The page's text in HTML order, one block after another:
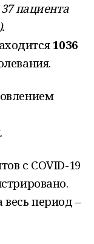
пациента
1036
.
с COVID-19
период –